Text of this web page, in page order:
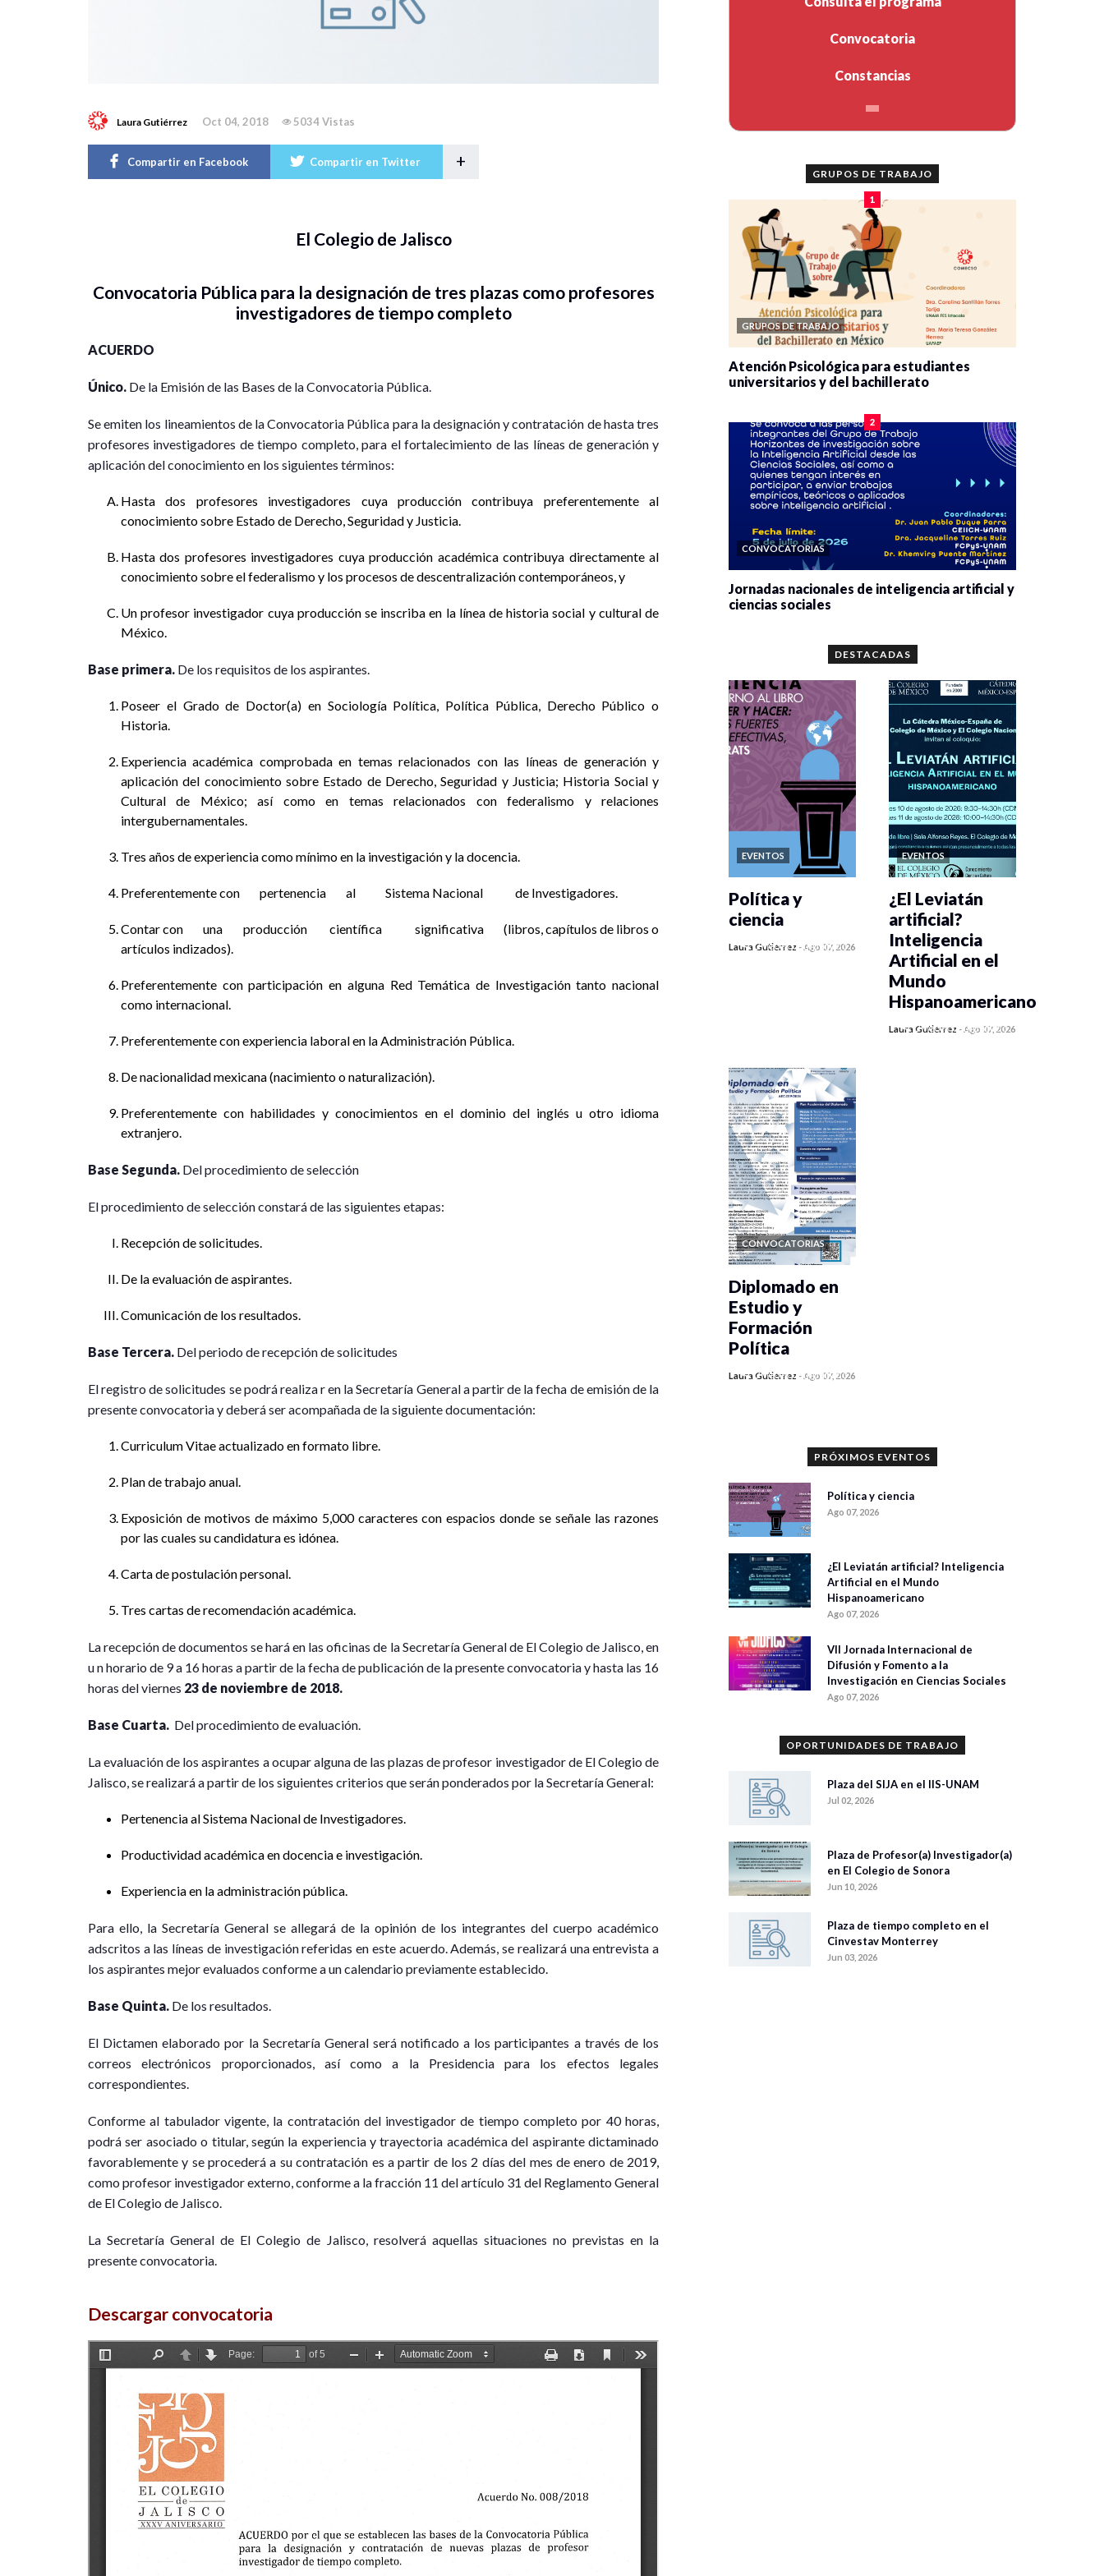
Laura Gutiérrez Oct 04, 2018 5034 Vistas
Compartir en Facebook Compartir en Twitter +
El Colegio de Jalisco
Convocatoria Pública para la designación de tres plazas como profesores
investigadores de tiempo completo
ACUERDO
Único. De la Emisión de las Bases de la Convocatoria Pública.
Se emiten los lineamientos de la Convocatoria Pública para la designación y contratación de hasta tres
profesores investigadores de tiempo completo, para el fortalecimiento de las líneas de generación y
aplicación del conocimiento en los siguientes términos:
Hasta dos profesores investigadores cuya producción contribuya preferentemente al
conocimiento sobre Estado de Derecho, Seguridad y Justicia.
Hasta dos profesores investigadores cuya producción académica contribuya directamente al
conocimiento sobre el federalismo y los procesos de descentralización contemporáneos, y
Un profesor investigador cuya producción se inscriba en la línea de historia social y cultural de
México.
Base primera. De los requisitos de los aspirantes.
Poseer el Grado de Doctor(a) en Sociología Política, Política Pública, Derecho Público o
Historia.
Experiencia académica comprobada en temas relacionados con las líneas de generación y
aplicación del conocimiento sobre Estado de Derecho, Seguridad y Justicia; Historia Social y
Cultural de México; así como en temas relacionados con federalismo y relaciones
intergubernamentales.
Tres años de experiencia como mínimo en la investigación y la docencia.
Preferentemente con pertenencia al Sistema Nacional de Investigadores.
Contar con una producción científica significativa (libros, capítulos de libros o
artículos indizados).
Preferentemente con participación en alguna Red Temática de Investigación tanto nacional
como internacional.
Preferentemente con experiencia laboral en la Administración Pública.
De nacionalidad mexicana (nacimiento o naturalización).
Preferentemente con habilidades y conocimientos en el dominio del inglés u otro idioma
extranjero.
Base Segunda. Del procedimiento de selección
El procedimiento de selección constará de las siguientes etapas:
Recepción de solicitudes.
De la evaluación de aspirantes.
Comunicación de los resultados.
Base Tercera. Del periodo de recepción de solicitudes
El registro de solicitudes se podrá realiza r en la Secretaría General a partir de la fecha de emisión de la
presente convocatoria y deberá ser acompañada de la siguiente documentación:
Curriculum Vitae actualizado en formato libre.
Plan de trabajo anual.
Exposición de motivos de máximo 5,000 caracteres con espacios donde se señale las razones
por las cuales su candidatura es idónea.
Carta de postulación personal.
Tres cartas de recomendación académica.
La recepción de documentos se hará en las oficinas de la Secretaría General de El Colegio de Jalisco, en
u n horario de 9 a 16 horas a partir de la fecha de publicación de la presente convocatoria y hasta las 16
horas del viernes 23 de noviembre de 2018.
Base Cuarta. Del procedimiento de evaluación.
La evaluación de los aspirantes a ocupar alguna de las plazas de profesor investigador de El Colegio de
Jalisco, se realizará a partir de los siguientes criterios que serán ponderados por la Secretaría General:
Pertenencia al Sistema Nacional de Investigadores.
Productividad académica en docencia e investigación.
Experiencia en la administración pública.
Para ello, la Secretaría General se allegará de la opinión de los integrantes del cuerpo académico
adscritos a las líneas de investigación referidas en este acuerdo. Además, se realizará una entrevista a
los aspirantes mejor evaluados conforme a un calendario previamente establecido.
Base Quinta. De los resultados.
El Dictamen elaborado por la Secretaría General será notificado a los participantes a través de los
correos electrónicos proporcionados, así como a la Presidencia para los efectos legales
correspondientes.
Conforme al tabulador vigente, la contratación del investigador de tiempo completo por 40 horas,
podrá ser asociado o titular, según la experiencia y trayectoria académica del aspirante dictaminado
favorablemente y se procederá a su contratación es a partir de los 2 días del mes de enero de 2019,
como profesor investigador externo, conforme a la fracción 11 del artículo 31 del Reglamento General
de El Colegio de Jalisco.
La Secretaría General de El Colegio de Jalisco, resolverá aquellas situaciones no previstas en la
presente convocatoria.
Descargar convocatoria
Convocatoria
Constancias
GRUPOS DE TRABAJO
1
GRUPOS DE TRABAJO
Atención Psicológica para estudiantes
universitarios y del bachillerato
2
CONVOCATORIAS
Jornadas nacionales de inteligencia artificial y
ciencias sociales
DESTACADAS
EVENTOS
0 veces compartido
Política y
ciencia
Laura Gutiérrez -Ago 07, 2026
EVENTOS
0 veces compartido
¿El Leviatán
artificial?
Inteligencia
Artificial en el
Mundo
Hispanoamericano
Laura Gutiérrez -Ago 07, 2026
CONVOCATORIAS
0 veces compartido
Diplomado en
Estudio y
Formación
Política
Laura Gutiérrez -Ago 07, 2026
PRÓXIMOS EVENTOS
Política y ciencia
Ago 07, 2026
¿El Leviatán artificial? Inteligencia
Artificial en el Mundo
Hispanoamericano
Ago 07, 2026
VII Jornada Internacional de
Difusión y Fomento a la
Investigación en Ciencias Sociales
Ago 07, 2026
OPORTUNIDADES DE TRABAJO
Plaza del SIJA en el IIS-UNAM
Jul 02, 2026
Plaza de Profesor(a) Investigador(a)
en El Colegio de Sonora
Jun 10, 2026
Plaza de tiempo completo en el
Cinvestav Monterrey
Jun 03, 2026